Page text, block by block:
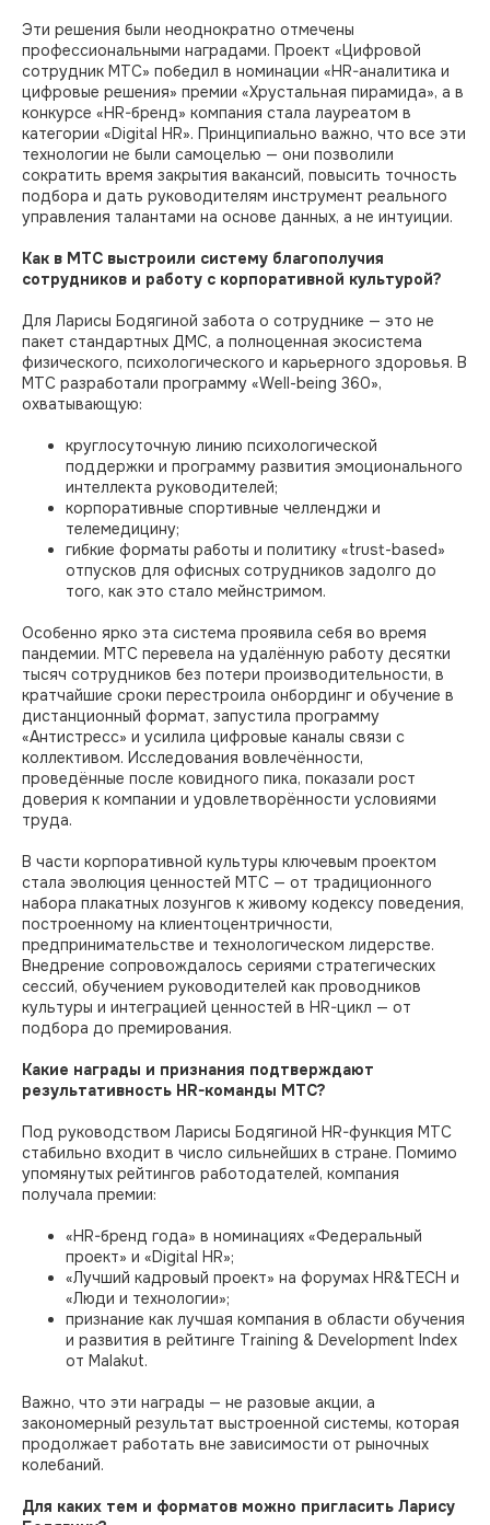
Эти решения были неоднократно отмечены
профессиональными наградами. Проект «Цифровой
сотрудник МТС» победил в номинации «HR-аналитика и
цифровые решения» премии «Хрустальная пирамида», а в
конкурсе «HR-бренд» компания стала лауреатом в
категории «Digital HR». Принципиально важно, что все эти
технологии не были самоцелью — они позволили
сократить время закрытия вакансий, повысить точность
подбора и дать руководителям инструмент реального
управления талантами на основе данных, а не интуиции.
Как в МТС выстроили систему благополучия
сотрудников и работу с корпоративной культурой?
Для Ларисы Бодягиной забота о сотруднике — это не
пакет стандартных ДМС, а полноценная экосистема
физического, психологического и карьерного здоровья. В
МТС разработали программу «Well-being 360»,
охватывающую:
круглосуточную линию психологической
поддержки и программу развития эмоционального
интеллекта руководителей;
корпоративные спортивные челленджи и
телемедицину;
гибкие форматы работы и политику «trust-based»
отпусков для офисных сотрудников задолго до
того, как это стало мейнстримом.
Особенно ярко эта система проявила себя во время
пандемии. МТС перевела на удалённую работу десятки
тысяч сотрудников без потери производительности, в
кратчайшие сроки перестроила онбординг и обучение в
дистанционный формат, запустила программу
«Антистресс» и усилила цифровые каналы связи с
коллективом. Исследования вовлечённости,
проведённые после ковидного пика, показали рост
доверия к компании и удовлетворённости условиями
труда.
В части корпоративной культуры ключевым проектом
стала эволюция ценностей МТС — от традиционного
набора плакатных лозунгов к живому кодексу поведения,
построенному на клиентоцентричности,
предпринимательстве и технологическом лидерстве.
Внедрение сопровождалось сериями стратегических
сессий, обучением руководителей как проводников
культуры и интеграцией ценностей в HR-цикл — от
подбора до премирования.
Какие награды и признания подтверждают
результативность HR-команды МТС?
Под руководством Ларисы Бодягиной HR-функция МТС
стабильно входит в число сильнейших в стране. Помимо
упомянутых рейтингов работодателей, компания
получала премии:
«HR-бренд года» в номинациях «Федеральный
проект» и «Digital HR»;
«Лучший кадровый проект» на форумах HR&TECH и
«Люди и технологии»;
признание как лучшая компания в области обучения
и развития в рейтинге Training & Development Index
от Malakut.
Важно, что эти награды — не разовые акции, а
закономерный результат выстроенной системы, которая
продолжает работать вне зависимости от рыночных
колебаний.
Для каких тем и форматов можно пригласить Ларису